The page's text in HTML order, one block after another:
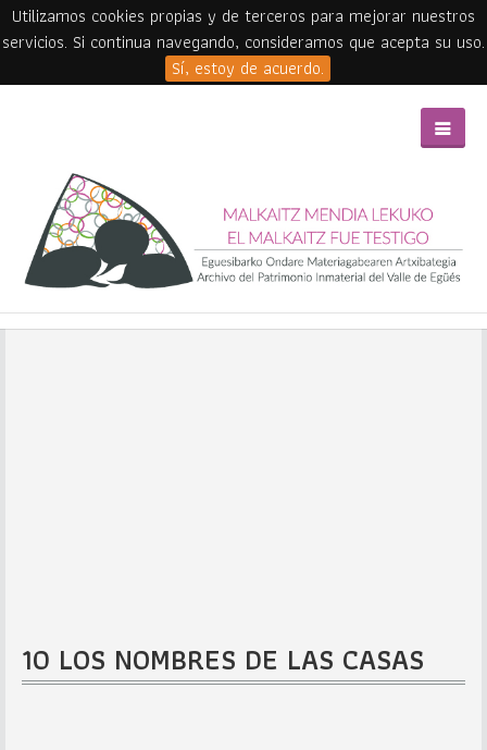
Utilizamos cookies propias y de terceros para mejorar nuestros
servicios. Si continua navegando, consideramos que acepta su uso.
Sí, estoy de acuerdo.
10 LOS NOMBRES DE LAS CASAS